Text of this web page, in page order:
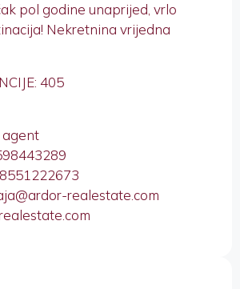
pol godine unaprijed, vrlo
Nekretnina vrijedna
405
agent
realestate.com